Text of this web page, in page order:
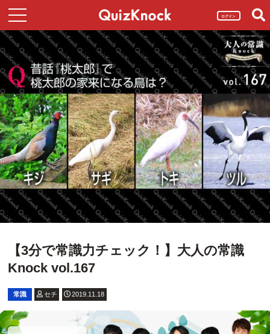
ログイン
【3分で常識力チェック！】大人の常識
Knock vol.167
常識 セチ 2019.11.18